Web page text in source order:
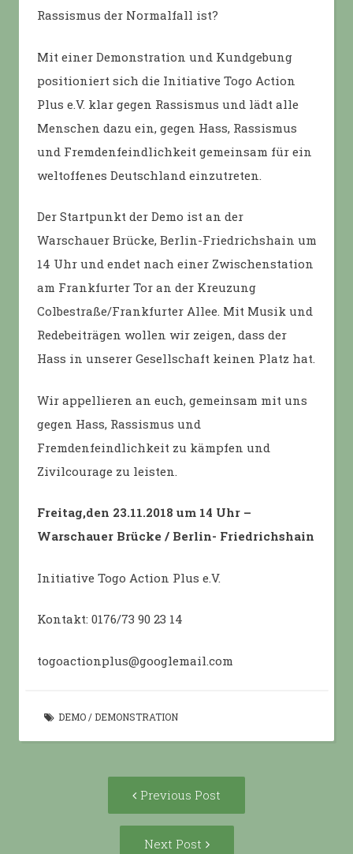
Rassismus der Normalfall ist?
Mit einer Demonstration und Kundgebung
positioniert sich die Initiative Togo Action
Plus e.V. klar gegen Rassismus und lädt alle
Menschen dazu ein, gegen Hass, Rassismus
und Fremdenfeindlichkeit gemeinsam für ein
weltoffenes Deutschland einzutreten.
Der Startpunkt der Demo ist an der
Warschauer Brücke, Berlin-Friedrichshain um
14 Uhr und endet nach einer Zwischenstation
am Frankfurter Tor an der Kreuzung
Colbestraße/Frankfurter Allee. Mit Musik und
Redebeiträgen wollen wir zeigen, dass der
Hass in unserer Gesellschaft keinen Platz hat.
Wir appellieren an euch, gemeinsam mit uns
gegen Hass, Rassismus und
Fremdenfeindlichkeit zu kämpfen und
Zivilcourage zu leisten.
Freitag,den 23.11.2018 um 14 Uhr –
Warschauer Brücke / Berlin- Friedrichshain
Initiative Togo Action Plus e.V.
Kontakt: 0176/73 90 23 14
togoactionplus@googlemail.com
DEMO/ DEMONSTRATION
Previous Post
post:
Next Post